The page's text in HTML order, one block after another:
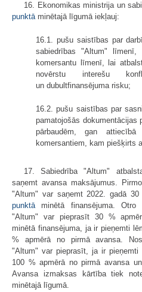
16. Ekonomikas ministrija un
punktāminētajā līgumā iekļauj:
16.1. pušu saistības par
sabiedrības "Altum"
komersantu līmenī, lai
novērstu interešu
un dubultfinansējuma risku;
16.2. pušu saistības par
pamatojošās dokumentācijas
pārbaudēm, gan
komersantiem, kam piešķirts
17. Sabiedrība "Altum"
saņemt avansa maksājumus.
"Altum" var saņemt 2022. gadā
punktāminētā finansējuma. Otro
"Altum" var pieprasīt 30 %
minētā finansējuma, ja ir pieņemti
% apmērā no pirmā avansa.
"Altum" var pieprasīt, ja ir pieņemti
100 % apmērā no pirmā avansa
Avansa izmaksas kārtība tiek
minētajā līgumā.